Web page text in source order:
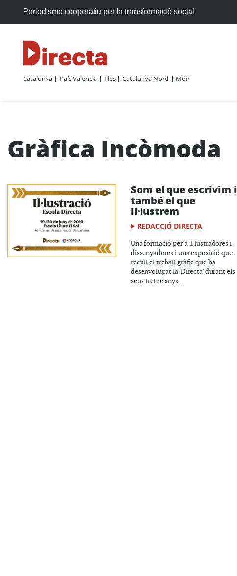
Periodisme cooperatiu per la transformació social
Catalunya País Valencià Illes Catalunya Nord Món
Gràfica Incòmoda
Som el que escrivim i
també el que
il·lustrem
REDACCIÓ DIRECTA
Una formació per a il·lustradores i
dissenyadores i una exposició que
recull el treball gràfic que ha
desenvolupat la 'Directa' durant els
seus tretze anys...